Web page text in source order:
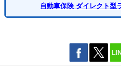
自動車保険 ダイレクト型